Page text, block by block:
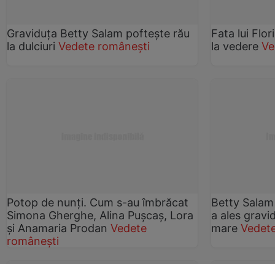
Graviduţa Betty Salam poftește rău
la dulciuri Vedete românești
Fata lui
la vedere
Potop de nunţi. Cum s-au îmbrăcat
Simona Gherghe, Alina Puşcaş, Lora
şi Anamaria Prodan Vedete
românești
Betty
a ales
mare